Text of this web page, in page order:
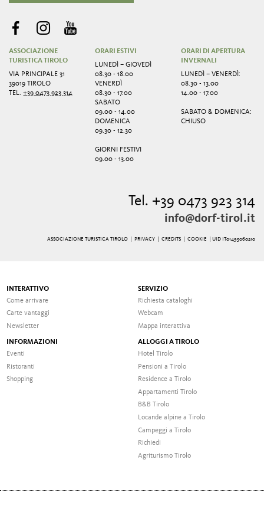
ASSOCIAZIONE
TURISTICA TIROLO
VIA PRINCIPALE 31
39019 TIROLO
TEL.+39 0473 923 314
ORARI ESTIVI
LUNEDÌ – GIOVEDÌ
08.30 - 18.00
VENERDÌ
08.30 - 17.00
SABATO
09.00 - 14.00
DOMENICA
09.30 - 12.30
GIORNI FESTIVI
09.00 - 13.00
ORARI DI APERTURA
INVERNALI
LUNEDÌ – VENERDÌ:
08.30 - 13.00
14.00 - 17.00
SABATO & DOMENICA:
CHIUSO
Tel. +39 0473 923 314
info@dorf-tirol.it
ASSOCIAZIONE TURISTICA TIROLO | PRIVACY| CREDITS| COOKIE | UID IT01495060210
INTERATTIVO
Come arrivare
Carte vantaggi
Newsletter
SERVIZIO
Richiesta cataloghi
Webcam
Mappa interattiva
INFORMAZIONI
Eventi
Ristoranti
Shopping
ALLOGGI A TIROLO
Hotel Tirolo
Pensioni a Tirolo
Residence a Tirolo
Appartamenti Tirolo
B&B Tirolo
Locande alpine a Tirolo
Campeggi a Tirolo
Richiedi
Agriturismo Tirolo